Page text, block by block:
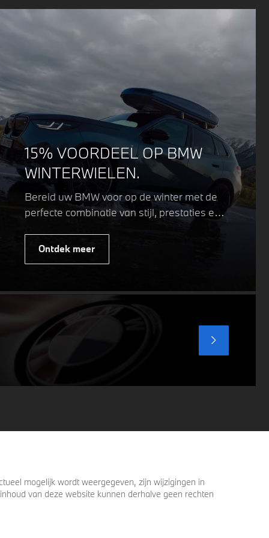
15% VOORDEEL OP BMW
WINTERWIELEN.
Bereid uw BMW voor op de winter met de
perfecte combinatie van stijl, prestaties en
of elegante look, onze winterwielen zijn
uitdagende weersomstandigheden.
Profiteer nu van15% voordeel.
Ontdek meer
mogelijk wordt weergegeven, zijn wijzigingen in
van deze website kunnen derhalve geen rechten